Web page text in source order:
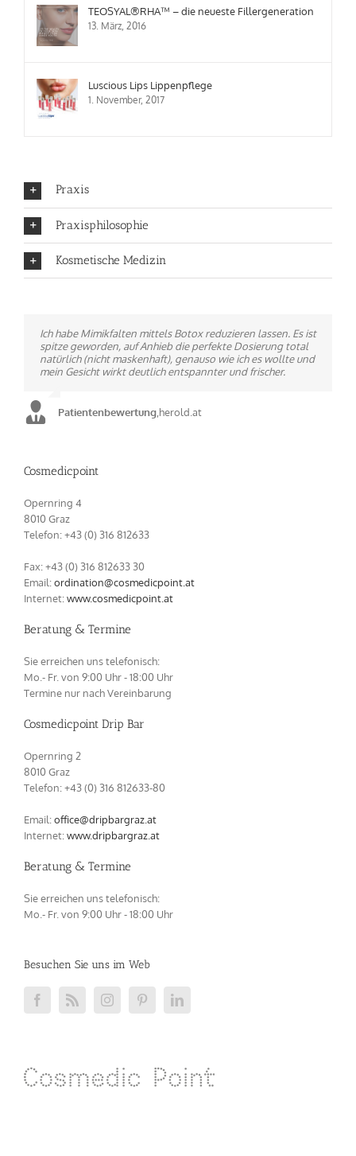
TEOSYAL®RHA™ – die neueste Fillergeneration
13. März, 2016
Luscious Lips Lippenpflege
1. November, 2017
Praxis
Praxisphilosophie
Kosmetische Medizin
Ich habe Mimikfalten mittels Botox reduzieren lassen. Es ist
spitze geworden, auf Anhieb die perfekte Dosierung total
natürlich (nicht maskenhaft), genauso wie ich es wollte und
mein Gesicht wirkt deutlich entspannter und frischer.
Patientenbewertung,herold.at
Ich bin durch Zufall hier gelandet. Ganz besonders positiv
empfinde ich, daß hier keine Fließbandarbeit gemacht wird,
sondern dass Herr Dr. Vucic sich intensiv Zeit nimmt, um ein
natürliches Ergebnis zu erzielen.
Patientenbewertung,docfinder.at
Cosmedicpoint
Opernring 4
8010 Graz
Telefon: +43 (0) 316 812633‬
Fax: +43 (0) 316 812633 30
Email:ordination@cosmedicpoint.at
Internet:www.cosmedicpoint.at
Beratung & Termine
Sie erreichen uns telefonisch:
Mo.- Fr. von 9:00 Uhr - 18:00 Uhr
Termine nur nach Vereinbarung
Cosmedicpoint Drip Bar
Opernring 2
8010 Graz
Telefon: +43 (0) 316 812633‬-80
Email:office@dripbargraz.at
Internet:www.dripbargraz.at
Beratung & Termine
Sie erreichen uns telefonisch:
Mo.- Fr. von 9:00 Uhr - 18:00 Uhr
Besuchen Sie uns im Web